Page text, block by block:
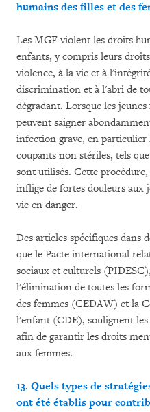
humains des filles et des
Les MGF violent les droits
enfants, y compris leurs
violence, à la vie et à
discrimination et à l'abri de
dégradant. Lorsque les
peuvent saigner
infection grave, en particulier
coupants non stériles, tels
sont utilisés. Cette
inflige de fortes douleurs aux
vie en danger.
Des articles spécifiques dans
que le Pacte international
sociaux et culturels
l'élimination de toutes les
des femmes (CEDAW) et la
l'enfant (CDE), soulignent
afin de garantir les droits
aux femmes.
13. Quels types de
ont été établis pour